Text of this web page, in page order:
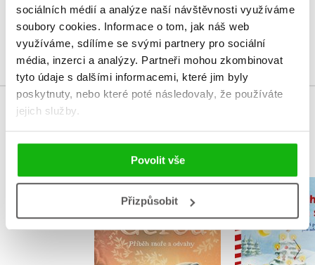
sociálních médií a analýze naší návštěvnosti využíváme
soubory cookies. Informace o tom, jak náš web
využíváme, sdílíme se svými partnery pro sociální
média, inzerci a analýzy. Partneři mohou zkombinovat
tyto údaje s dalšími informacemi, které jim byly
poskytnuty, nebo které poté následovaly, že používáte
jejich služby.
Povolit vše
Přizpůsobit
Uživatelskou recenzi mohou vkládat pouze registrovaní uživatelé
Přihlásit
Gerda: Příběh moře
a odvahy
Adrián Macho
Příběhy
Ingrid